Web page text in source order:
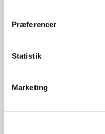
Præferencer
Statistik
Marketing